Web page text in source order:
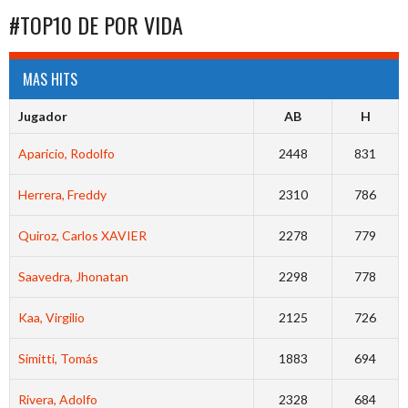
#TOP10 DE POR VIDA
MAS HITS
Jugador AB H
Aparicio, Rodolfo 2448 831
Herrera, Freddy 2310 786
Quiroz, Carlos XAVIER 2278 779
Saavedra, Jhonatan 2298 778
Kaa, Virgilio 2125 726
Simitti, Tomás 1883 694
Rivera, Adolfo 2328 684